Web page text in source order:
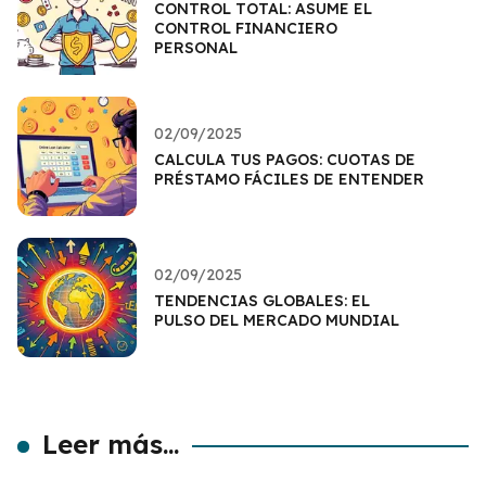
CONTROL TOTAL: ASUME EL
CONTROL FINANCIERO
PERSONAL
02/09/2025
CALCULA TUS PAGOS: CUOTAS DE
PRÉSTAMO FÁCILES DE ENTENDER
02/09/2025
TENDENCIAS GLOBALES: EL
PULSO DEL MERCADO MUNDIAL
Leer más...